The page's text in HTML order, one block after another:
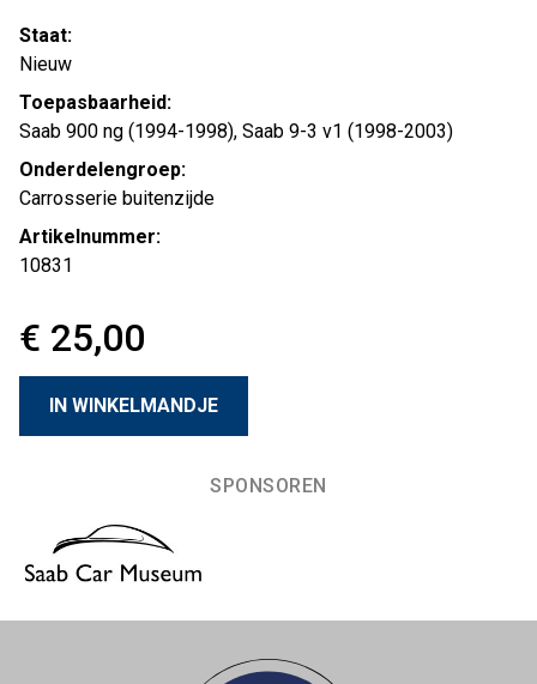
Staat:
Nieuw
Toepasbaarheid:
Saab 900 ng (1994-1998), Saab 9-3 v1 (1998-2003)
Onderdelengroep:
Carrosserie buitenzijde
Artikelnummer:
10831
€ 25,00
SPONSOREN